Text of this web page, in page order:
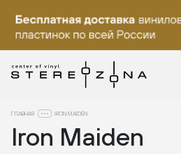
ГЛАВНАЯ IRON MAIDEN
Iron Maiden